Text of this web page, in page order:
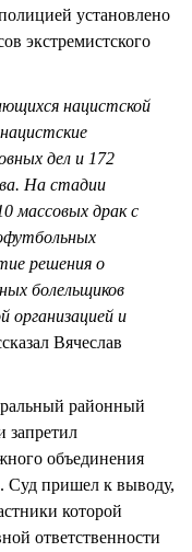
установлено
экстремистского
нацистской
дел и 172
На стадии
массовых драк с
решения о
болельщиков
и
Вячеслав
районный
запретил
объединения
Суд пришел к выводу,
которой
ответственности